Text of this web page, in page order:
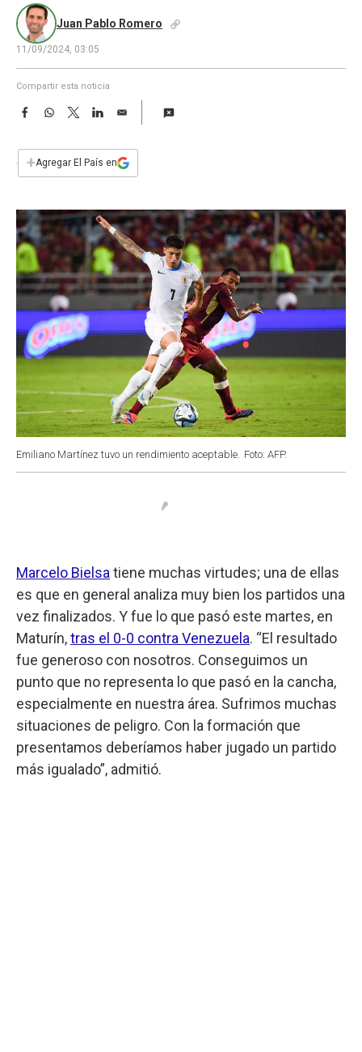
Juan Pablo Romero
11/09/2024, 03:05
Compartir esta noticia
F
e
b
k
W
s
p
T
w
t
L
n
E
i
l
+Agregar El País en
Emiliano Martínez tuvo un rendimiento aceptable. Foto: AFP.
Marcelo Bielsa tiene muchas virtudes; una de ellas
es que en general analiza muy bien los partidos una
vez finalizados. Y fue lo que pasó este martes, en
Maturín,tras el 0-0 contra Venezuela. “El resultado
fue generoso con nosotros. Conseguimos un
punto que no representa lo que pasó en la cancha,
especialmente en nuestra área. Sufrimos muchas
situaciones de peligro. Con la formación que
presentamos deberíamos haber jugado un partido
más igualado”, admitió.